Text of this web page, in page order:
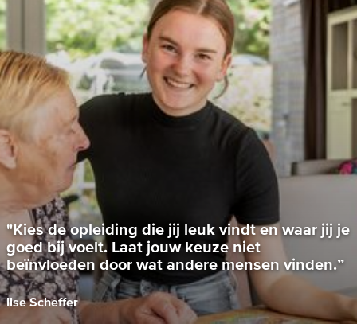
"Kies de opleiding die jij leuk vindt en waar jij je
goed bij voelt. Laat jouw keuze niet
beïnvloeden door wat andere mensen vinden.”
Ilse Scheffer